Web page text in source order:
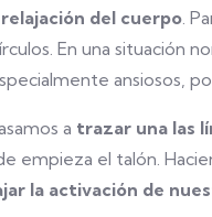
del cuerpo .
En una situación
ansiosos,
a trazar una las
empieza el talón.
la activación de